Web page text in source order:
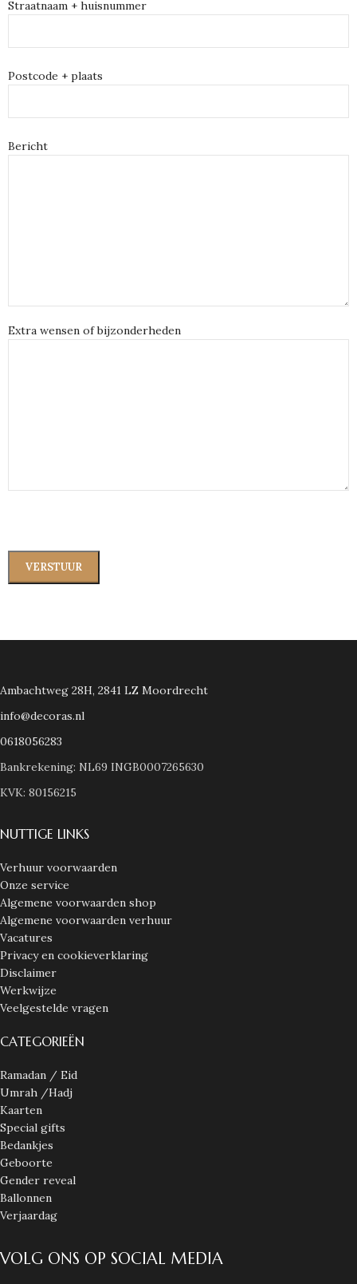
Straatnaam + huisnummer
Postcode + plaats
Bericht
Extra wensen of bijzonderheden
Ambachtweg 28H, 2841 LZ Moordrecht
info@decoras.nl
0618056283
Bankrekening: NL69 INGB0007265630
KVK: 80156215
NUTTIGE LINKS
Verhuur voorwaarden
Onze service
Algemene voorwaarden shop
Algemene voorwaarden verhuur
Vacatures
Privacy en cookieverklaring
Disclaimer
Werkwijze
Veelgestelde vragen
CATEGORIEËN
Ramadan / Eid
Umrah /Hadj
Kaarten
Special gifts
Bedankjes
Geboorte
Gender reveal
Ballonnen
Verjaardag
VOLG ONS OP SOCIAL MEDIA